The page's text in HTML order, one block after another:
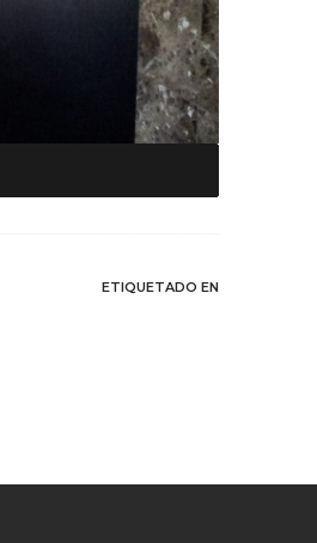
ETIQUETADO EN